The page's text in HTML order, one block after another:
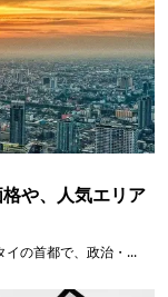
や、人気エリア
イの首都で、政治・...